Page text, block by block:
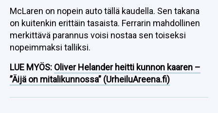
McLaren on nopein auto tällä kaudella. Sen takana
on kuitenkin erittäin tasaista. Ferrarin mahdollinen
merkittävä parannus voisi nostaa sen toiseksi
nopeimmaksi talliksi.
LUE MYÖS: Oliver Helander heitti kunnon kaaren –
”Äijä on mitalikunnossa” (UrheiluAreena.fi)